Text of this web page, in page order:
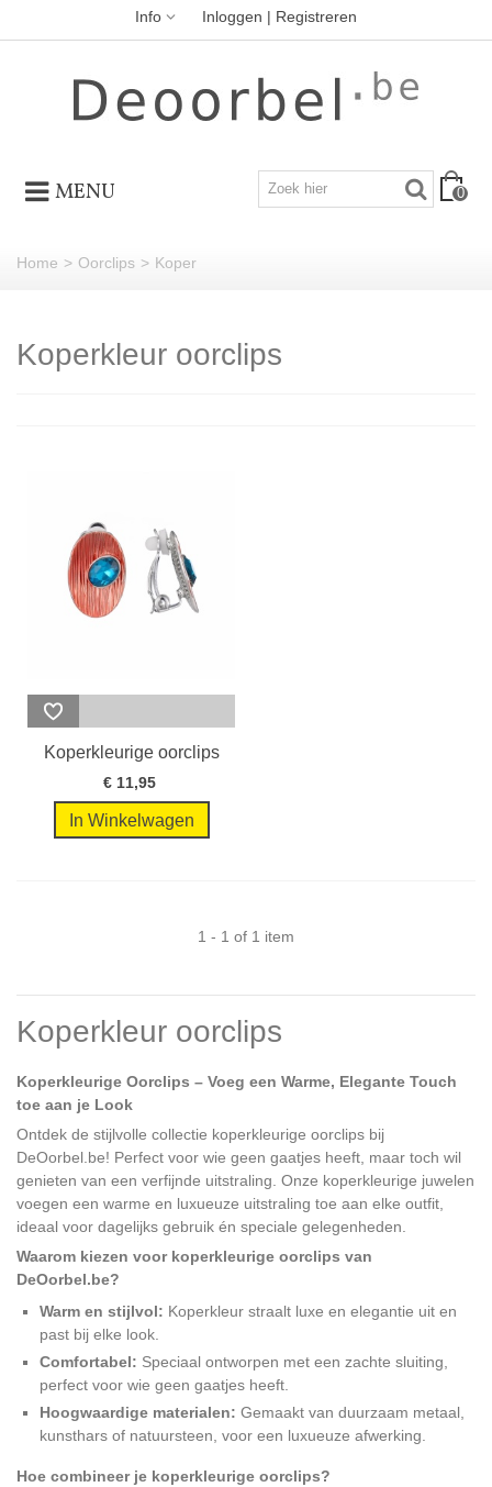
Info Inloggen | Registreren
MENU 0
Home > Oorclips > Koper
Koperkleur oorclips
Koperkleurige oorclips
met...
€ 11,95
In Winkelwagen
1 - 1 of 1 item
Koperkleur oorclips
Koperkleurige Oorclips – Voeg een Warme, Elegante Touch
toe aan je Look
Ontdek de stijlvolle collectie koperkleurige oorclips bij
DeOorbel.be! Perfect voor wie geen gaatjes heeft, maar toch wil
genieten van een verfijnde uitstraling. Onze koperkleurige juwelen
voegen een warme en luxueuze uitstraling toe aan elke outfit,
ideaal voor dagelijks gebruik én speciale gelegenheden.
Waarom kiezen voor koperkleurige oorclips van
DeOorbel.be?
Warm en stijlvol: Koperkleur straalt luxe en elegantie uit en
past bij elke look.
Comfortabel: Speciaal ontworpen met een zachte sluiting,
perfect voor wie geen gaatjes heeft.
Hoogwaardige materialen: Gemaakt van duurzaam metaal,
kunsthars of natuursteen, voor een luxueuze afwerking.
Hoe combineer je koperkleurige oorclips?